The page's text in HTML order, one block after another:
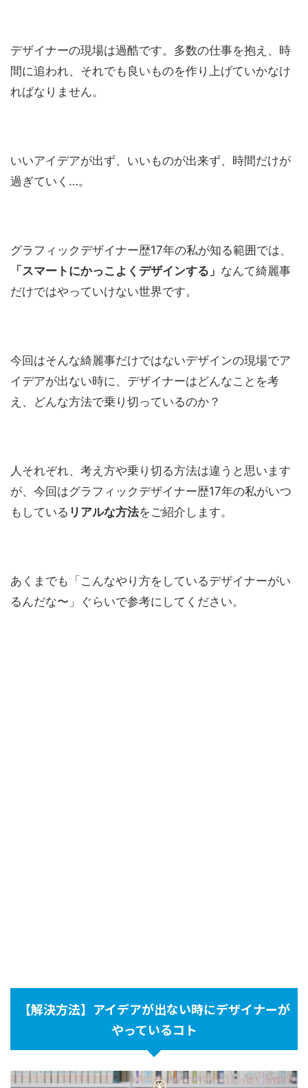
デザイナーの現場は過酷です。多数の仕事を抱え、時
間に追われ、それでも良いものを作り上げていかなけ
ればなりません。
いいアイデアが出ず、いいものが出来ず、時間だけが
過ぎていく…。
グラフィックデザイナー歴17年の私が知る範囲では、
「スマートにかっこよくデザインする」 なんて綺麗事
だけではやっていけない世界です。
今回はそんな綺麗事だけではないデザインの現場でア
イデアが出ない時に、デザイナーはどんなことを考
え、どんな方法で乗り切っているのか？
人それぞれ、考え方や乗り切る方法は違うと思います
が、今回はグラフィックデザイナー歴17年の私がいつ
もしている リアルな方法をご紹介します。
あくまでも「こんなやり方をしているデザイナーがい
るんだな〜」ぐらいで参考にしてください。
【解決方法】アイデアが出ない時にデザイナーが
やっているコト